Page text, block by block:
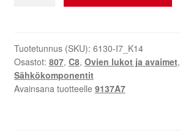
C8
Peugeot
807
9137A7
Tuotetunnus (SKU): 6130-I7_K14
Osastot: 807, C8, Ovien lukot ja avaimet,
Sähkökomponentit
Avainsana tuotteelle 9137A7